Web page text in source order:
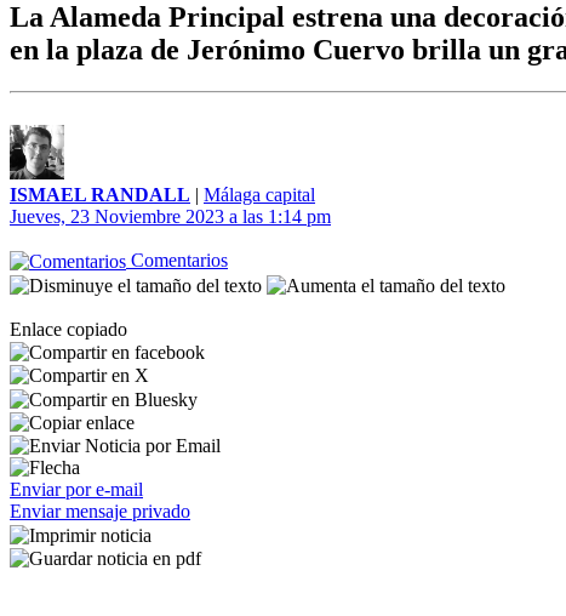
La Alameda Principal estrena una
en la plaza de Jerónimo Cuervo brilla un
ISMAEL RANDALL | Málaga capital
Jueves, 23 Noviembre 2023 a las 1:14 pm
Comentarios
Enlace copiado
Enviar por e-mail
Enviar mensaje privado